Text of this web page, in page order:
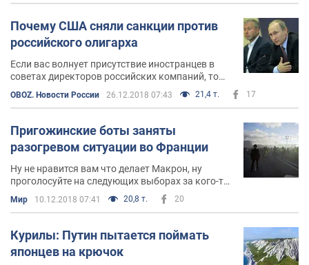
Почему США сняли санкции против
российского олигарха
Если вас волнует присутствие иностранцев в
советах директоров российских компаний, то
вы лучше на Роснефть посмотрите - там у
иностранцев давно уже большинство
OBOZ. Новости России 26.12.2018 07:43 21,4 т. 17
Пригожинские боты заняты
разогревом ситуации во Франции
Ну не нравится вам что делает Макрон, ну
проголосуйте на следующих выборах за кого-то
Мир 10.12.2018 07:41 20,8 т. 20
Курилы: Путин пытается поймать
японцев на крючок